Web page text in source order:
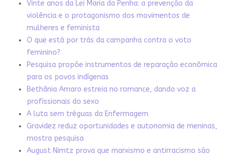
Vinte anos da Lei Maria da Penha: a prevenção da
violência e o protagonismo dos movimentos de
mulheres e feminista
O que está por trás da campanha contra o voto
feminino?
Pesquisa propõe instrumentos de reparação econômica
para os povos indígenas
Bethânia Amaro estreia no romance, dando voz a
profissionais do sexo
A luta sem tréguas da Enfermagem
Gravidez reduz oportunidades e autonomia de meninas,
mostra pesquisa
August Nimtz prova que marxismo e antirracismo são